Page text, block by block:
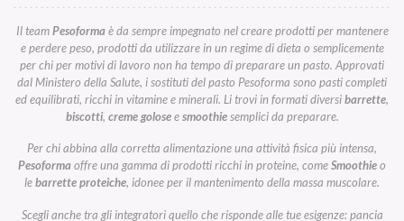
Il teamPesoformaè da sempre impegnato nel creare prodotti per mantenere
e perdere peso, prodotti da utilizzare in un regime di dieta o semplicemente
per chi per motivi di lavoro non ha tempo di preparare un pasto. Approvati
dal Ministero della Salute, i sostituti del pasto Pesoforma sono pasti completi
ed equilibrati, ricchi in vitamine e minerali. Li trovi in formati diversibarrette,
biscotti, creme goloseesmoothiesemplici da preparare.
Per chi abbina alla corretta alimentazione una attività fisica più intensa,
Pesoformaoffre una gamma di prodotti ricchi in proteine, comeSmoothieo
lebarrette proteiche, idonee per il mantenimento della massa muscolare.
Scegli anche tra gli integratori quello che risponde alle tue esigenze: pancia